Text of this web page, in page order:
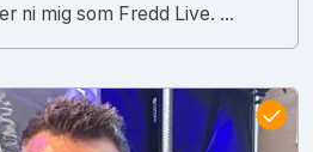
ni mig som Fredd Live. ...